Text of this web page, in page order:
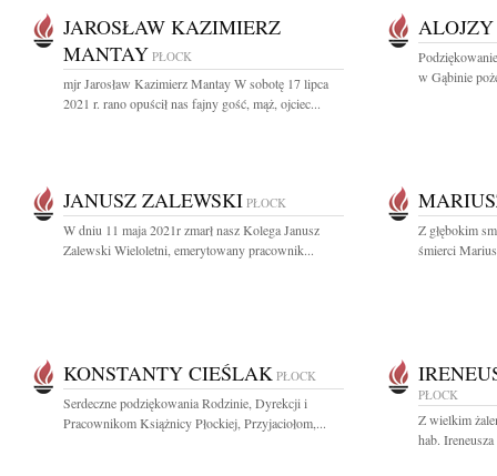
JAROSŁAW KAZIMIERZ
MANTAY PŁOCK
mjr Jarosław Kazimierz Mantay W sobotę 17 lipca
2021 r. rano opuścił nas fajny gość, mąż, ojciec...
w Gąbinie
JANUSZ ZALEWSKI PŁOCK
W dniu 11 maja 2021r zmarł nasz Kolega Janusz
Zalewski Wieloletni, emerytowany pracownik...
Z głębokim
śmierci
KONSTANTY CIEŚLAK PŁOCK
Serdeczne podziękowania Rodzinie, Dyrekcji i
Pracownikom Książnicy Płockiej, Przyjaciołom,...
PŁOCK
Z wielkim
hab.